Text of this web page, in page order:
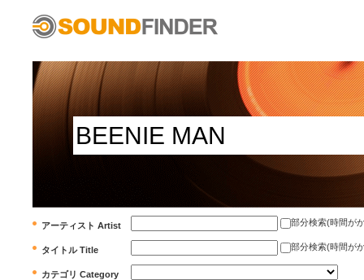
アーティスト Artist 部分検索(時間が
タイトル Title 部分検索(時間が
カテゴリ Category